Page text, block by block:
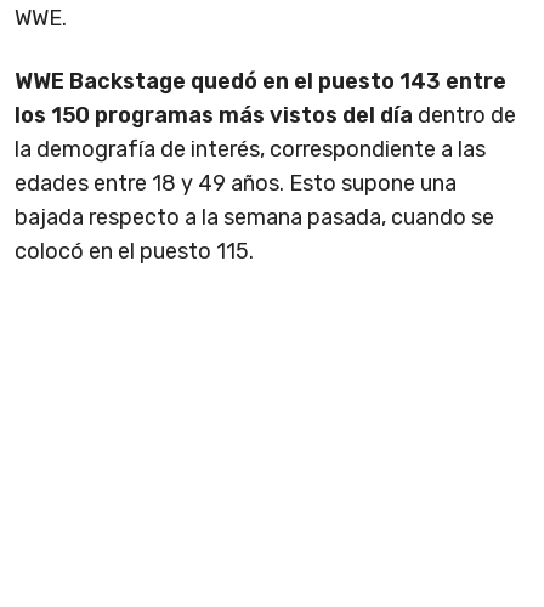
WWE.
WWE Backstage quedó en el puesto 143 entre
los 150 programas más vistos del día dentro de
la demografía de interés, correspondiente a las
edades entre 18 y 49 años. Esto supone una
bajada respecto a la semana pasada, cuando se
colocó en el puesto 115.